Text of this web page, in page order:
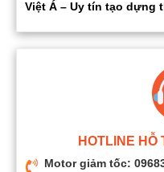
Việt Á – Uy tín tạo dựng
HOTLINE
Motor giảm tốc: